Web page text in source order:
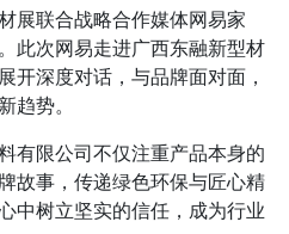
展联合战略合作媒体网易家
此次网易走进广西东融新型材
开深度对话，与品牌面对面，
趋势。
有限公司不仅注重产品本身的
故事，传递绿色环保与匠心精
中树立坚实的信任，成为行业